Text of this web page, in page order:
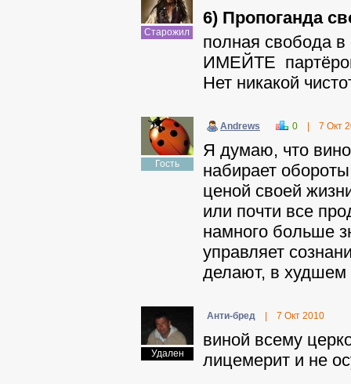
Старожил
6) Пропоганда
полная свобода
ИМЕЙТЕ партёров
Нет никакой
Гость
Andrews 0 7 Окт
Я думаю, что
набирает
ценой своей
или почти все
намного больше
управляет
делают, в худшем
Удален
Анти-бред 7 Окт 2010
виной всему
лицемерит и не